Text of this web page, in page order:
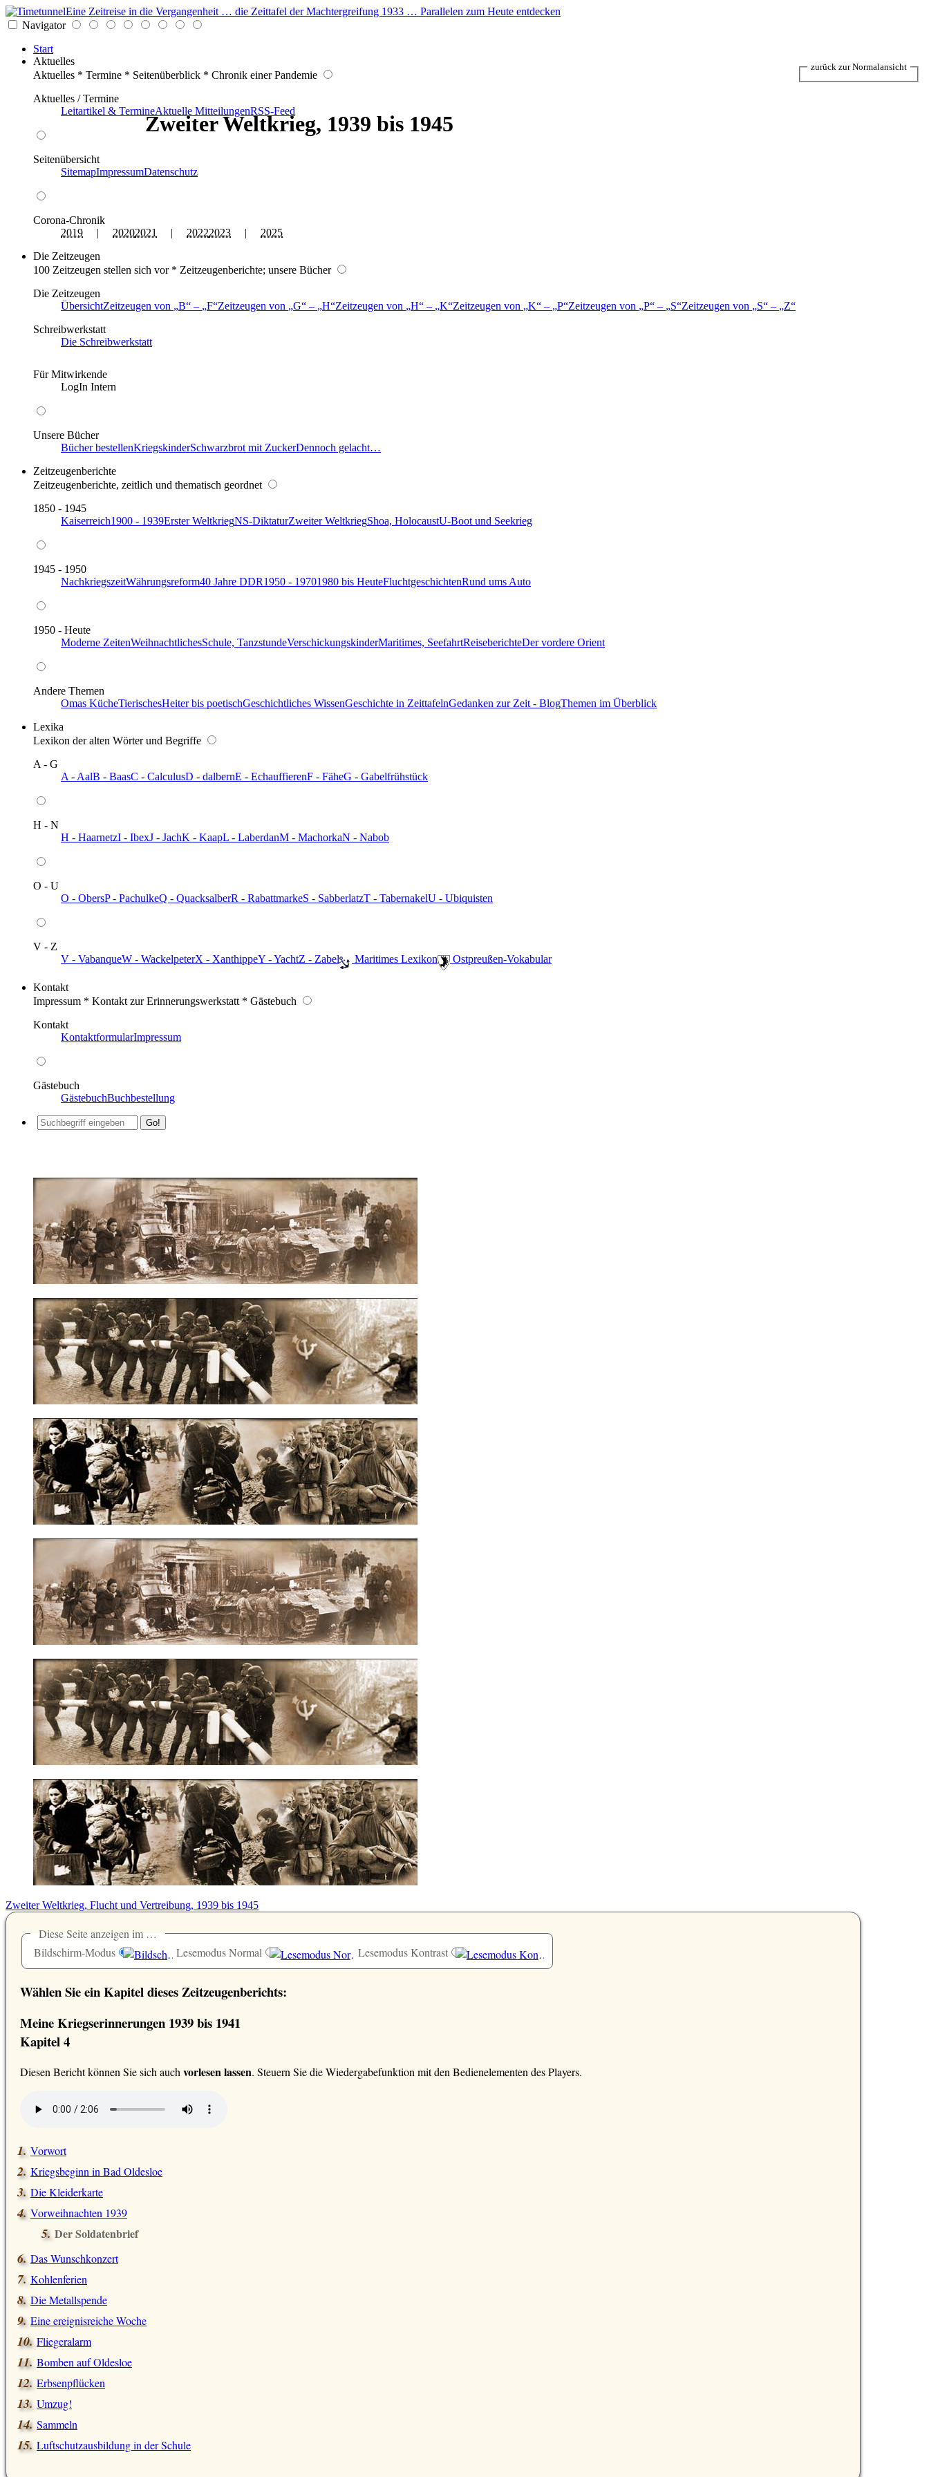
Eine Zeitreise in die Vergangenheit … die Zeittafel der Machtergreifung 1933 … Parallelen zum Heute entdecken
Navigator
Start
Aktuelles
Aktuelles * Termine * Seitenüberblick * Chronik einer Pandemie
Aktuelles / Termine
Leitartikel & TermineAktuelle MitteilungenRSS-Feed
Seitenübersicht
SitemapImpressumDatenschutz
Corona-Chronik
2019 | 20202021 | 20222023 | 2025
Die Zeitzeugen
100 Zeitzeugen stellen sich vor * Zeitzeugenberichte; unsere Bücher
Die Zeitzeugen
ÜbersichtZeitzeugen von B – F Zeitzeugen von G – H Zeitzeugen von H – K Zeitzeugen von K – P Zeitzeugen von P – S Zeitzeugen von S –
Z
Schreibwerkstatt
Die Schreibwerkstatt
Für Mitwirkende
LogIn Intern
Unsere Bücher
Bücher bestellenKriegskinderSchwarzbrot mit ZuckerDennoch gelacht…
Zeitzeugenberichte
Zeitzeugenberichte, zeitlich und thematisch geordnet
1850 - 1945
Kaiserreich1900 - 1939Erster WeltkriegNS-DiktaturZweiter WeltkriegShoa, HolocaustU-Boot und Seekrieg
1945 - 1950
NachkriegszeitWährungsreform40 Jahre DDR1950 - 19701980 bis HeuteFluchtgeschichtenRund ums Auto
1950 - Heute
Moderne ZeitenWeihnachtlichesSchule, TanzstundeVerschickungskinderMaritimes, SeefahrtReiseberichteDer vordere Orient
Andere Themen
Omas KücheTierischesHeiter bis poetischGeschichtliches WissenGeschichte in ZeittafelnGedanken zur Zeit - BlogThemen im Überblick
Lexika
Lexikon der alten Wörter und Begriffe
A - G
A - AalB - BaasC - CalculusD - dalbernE - EchauffierenF - FäheG - Gabelfrühstück
H - N
H - HaarnetzI - IbexJ - JachK - KaapL - LaberdanM - MachorkaN - Nabob
O - U
O - ObersP - PachulkeQ - QuacksalberR - RabattmarkeS - SabberlatzT - TabernakelU - Ubiquisten
V - Z
V - VabanqueW - WackelpeterX - XanthippeY - YachtZ - Zabel ️ Maritimes Lexikon ️ Ostpreußen-Vokabular
Kontakt
Impressum * Kontakt zur Erinnerungswerkstatt * Gästebuch
Kontakt
KontaktformularImpressum
Gästebuch
GästebuchBuchbestellung
Zweiter Weltkrieg, 1939 bis 1945
Zweiter Weltkrieg, Flucht und Vertreibung, 1939 bis 1945
Diese Seite anzeigen im …
Bildschirm-Modus
Lesemodus Normal Lesemodus Kontrast
Wählen Sie ein Kapitel dieses Zeitzeugenberichts:
Meine Kriegserinnerungen 1939 bis 1941
Kapitel 4
Diesen Bericht können Sie sich auch vorlesen lassen. Steuern Sie die Wiedergabefunktion mit den Bedienelementen des Players.
Vorwort
Kriegsbeginn in Bad Oldesloe
Die Kleiderkarte
Vorweihnachten 1939
Der Soldatenbrief
Das Wunschkonzert
Kohlenferien
Die Metallspende
Eine ereignisreiche Woche
Fliegeralarm
Bomben auf Oldesloe
Erbsenpflücken
Umzug!
Sammeln
Luftschutzausbildung in der Schule
zurück zur Normalansicht